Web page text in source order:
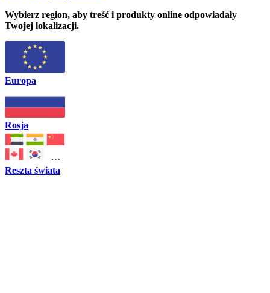
Wybierz region, aby treść i produkty online odpowiadały
Twojej lokalizacji.
Europa
Rosja
Reszta świata